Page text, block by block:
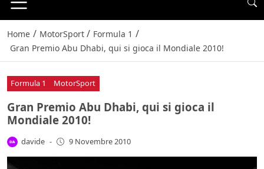
Home / MotorSport / Formula 1 /
Gran Premio Abu Dhabi, qui si gioca il Mondiale 2010!
Formula 1 MotorSport
Gran Premio Abu Dhabi, qui si gioca il
Mondiale 2010!
davide - 9 Novembre 2010